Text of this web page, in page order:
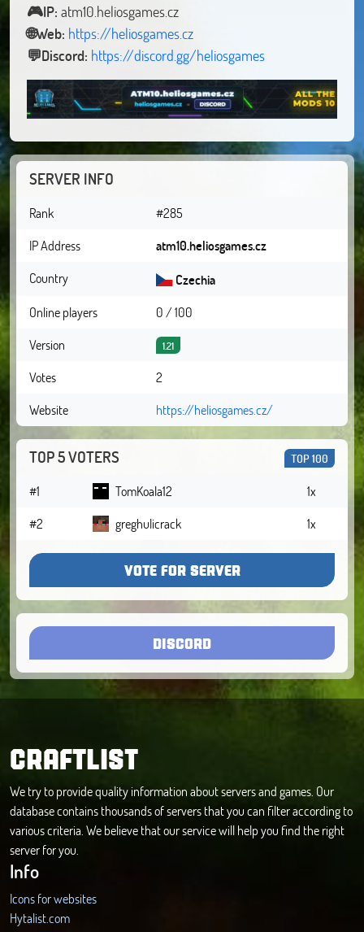
🎮IP:
atm10.heliosgames.cz
🌐Web: https://heliosgames.cz
💬Discord: https://discord.gg/heliosgames
SERVER INFO
Rank
#285
IP Address
atm10.heliosgames.cz
Country
Czechia
Online players
0 / 100
Version
1.21
Votes
2
Website
https://heliosgames.cz/
TOP 5 VOTERS TOP 100
#1 TomKoala12
1x
#2
greghulicrack 1x
VOTE FOR SERVER
DISCORD
CRAFTLIST
We try to provide quality information about servers and games. Our
database contains thousands of servers that you can filter according to
various criteria. We believe that our service will help you find the right
server for you.
Info
Icons for websites
Hytalist.com